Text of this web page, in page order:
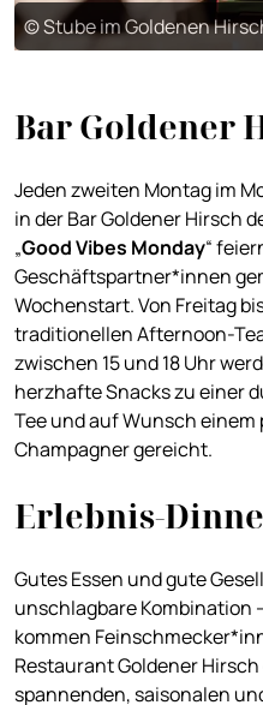
© Stube im Goldenen
Bar Goldener
Jeden zweiten Montag im
in der Bar Goldener Hirsch
„Good Vibes Monday“
Geschäftspartner*innen
Wochenstart. Von Freitag
traditionellen Afternoon-
zwischen 15 und 18 Uhr
herzhafte Snacks zu einer
Tee und auf Wunsch einem
Champagner gereicht.
Erlebnis-
Gutes Essen und gute
unschlagbare Kombination
kommen
Restaurant Goldener
spannenden, saisonalen